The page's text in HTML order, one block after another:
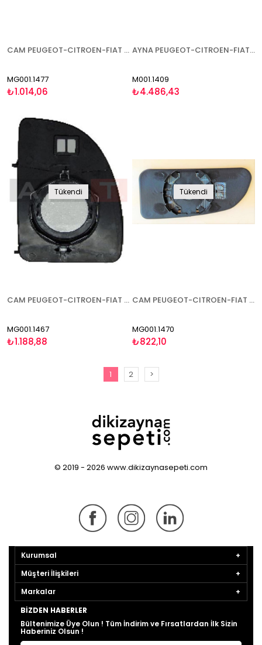
CAM PEUGEOT-CITROEN-FIAT BOXER-JUMPER-DUCATO 2006- ISITMALI SAĞ
MG001.1477
₺1.014,06
AYNA PEUGEOT-CITROEN-FIAT BOXER-JUMPER-DUCATO 2006- ELEKTRİKLİ ISITMALI SİNYALLİ UZUN KOL SAĞ
M001.1409
₺4.486,43
Tükendi
CAM PEUGEOT-CITROEN-FIAT BOXER-JUMPER-DUCATO 2000-2006 BÜYÜK TİP SAĞ
MG001.1467
₺1.188,88
Tükendi
CAM PEUGEOT-CITROEN-FIAT BOXER-JUMPER-DUCATO 2000-2006 ISITMALI ALT KÜÇÜK TİP SOL
MG001.1470
₺822,10
1 2 >
© 2019 - 2026 www.dikizaynasepeti.com
Kurumsal
Müşteri İlişkileri
Markalar
BIZDEN HABERLER
Bültenimize Üye Olun ! Tüm İndirim ve Fırsatlardan İlk Sizin
Haberiniz Olsun !